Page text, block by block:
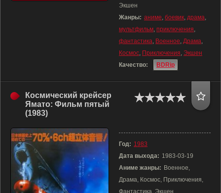
Экшен
Жанры: аниме, боевик, драма,
мультфильм, приключения,
фантастика, Военное, Драма,
Космос, Приключения, Экшен
Качество:
BDRip
Космический крейсер
Ямато: Фильм пятый
(1983)
Год: 1983
Дата выхода: 1983-03-19
Аниме жанры: Военное,
Драма, Космос, Приключения,
Фантастика, Экшен